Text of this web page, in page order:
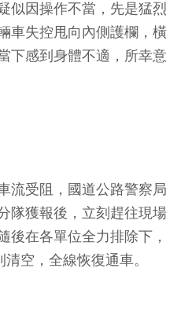
似因操作不當，先是猛烈
車失控甩向內側護欄，橫
下感到身體不適，所幸意
流受阻，國道公路警察局
隊獲報後，立刻趕往現場
後在各單位全力排除下，
空，全線恢復通車。